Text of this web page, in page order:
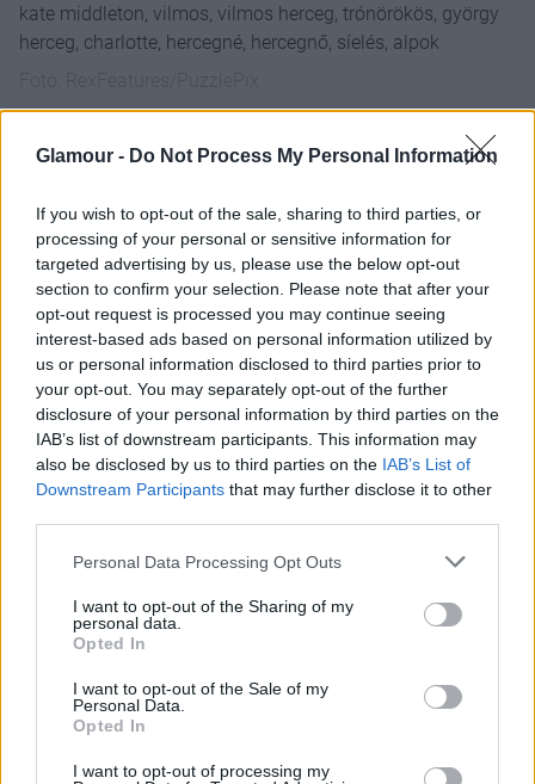
Glamour - Do Not Process My Personal Information
If you wish to opt-out of the sale, sharing to third parties, or
processing of your personal or sensitive information for
targeted advertising by us, please use the below opt-out
section to confirm your selection. Please note that after your
opt-out request is processed you may continue seeing
interest-based ads based on personal information utilized by
us or personal information disclosed to third parties prior to
your opt-out. You may separately opt-out of the further
disclosure of your personal information by third parties on the
IAB’s list of downstream participants. This information may
also be disclosed by us to third parties on the IAB’s List of
Downstream Participants that may further disclose it to other
Please note that this website/app uses one or more Google
not limited to your visit or usage behaviour. You may click to
grant or deny consent to Google and its third-party tags to
use your data for below specified purposes in below Google
consent section.
Personal Data Processing Opt Outs
I want to opt-out of the Sharing of my
personal data.
Opted In
I want to opt-out of the Sale of my
Personal Data.
Opted In
I want to opt-out of processing my
kate middleton, vilmos, vilmos herceg, trónörökös, györgy
herceg, charlotte, hercegné, hercegnő, síelés, alpok
kate middleton, vilmos, vilmos herceg, trónörökös, györgy
herceg, charlotte, hercegné, hercegnő, síelés, alpok